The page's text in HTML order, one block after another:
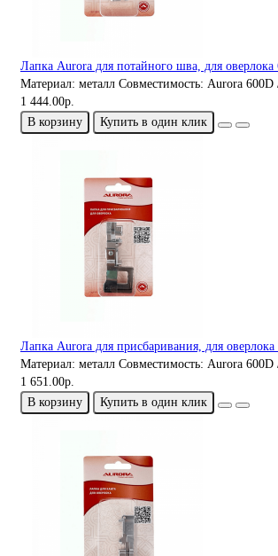
Лапка Aurora для потайного шва, для
Материал: металл Совместимость: Aurora 600D
1 444.00р.
В корзину
Купить в один клик
Лапка Aurora для присбаривания, для
Материал: металл Совместимость: Aurora 600D
1 651.00р.
В корзину
Купить в один клик